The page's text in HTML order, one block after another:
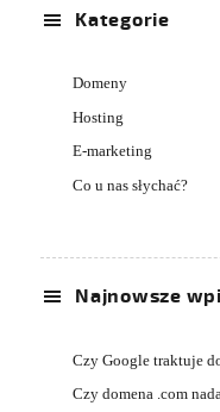
Kategorie
Domeny
Hosting
E-marketing
Co u nas słychać?
Najnowsze
Czy Google traktuje
Czy domena .com